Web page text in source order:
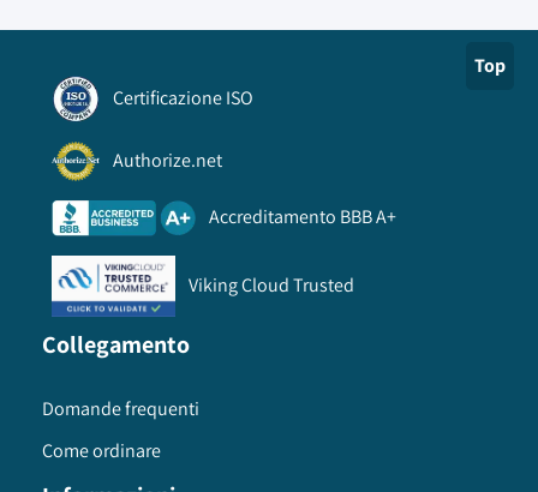
Top
Certificazione ISO
Authorize.net
Accreditamento BBB A+
Viking Cloud Trusted
Collegamento
Domande frequenti
Come ordinare